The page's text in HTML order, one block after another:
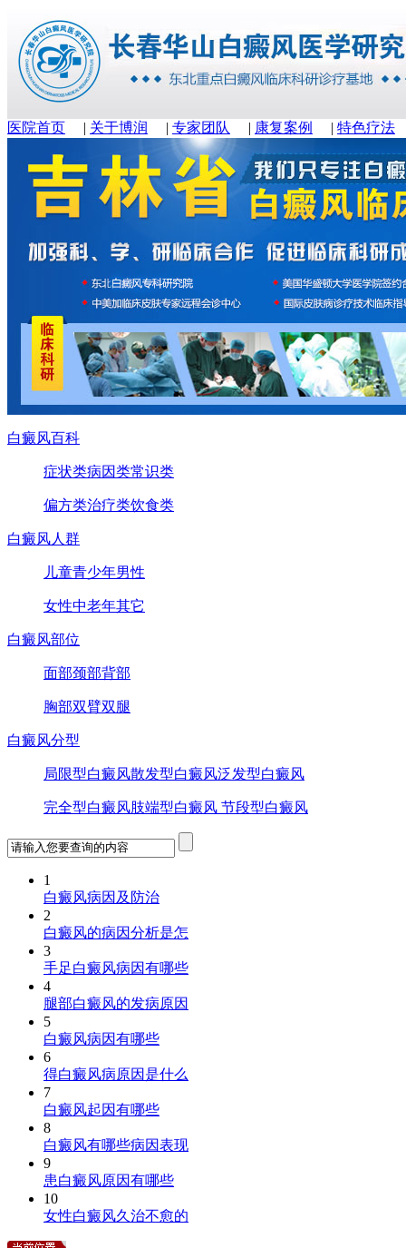
医院首页 | 关于博润 | 专家团队 | 康复案例 | 特色疗法
白癜风百科
症状类病因类常识类
偏方类治疗类饮食类
白癜风人群
儿童青少年男性
女性中老年其它
白癜风部位
面部颈部背部
胸部双臂双腿
白癜风分型
局限型白癜风散发型白癜风泛发型白癜风
完全型白癜风肢端型白癜风 节段型白癜风
1
白癜风病因及防治
2
白癜风的病因分析是怎
3
手足白癜风病因有哪些
4
腿部白癜风的发病原因
5
白癜风病因有哪些
6
得白癜风病原因是什么
7
白癜风起因有哪些
8
白癜风有哪些病因表现
9
患白癜风原因有哪些
10
女性白癜风久治不愈的